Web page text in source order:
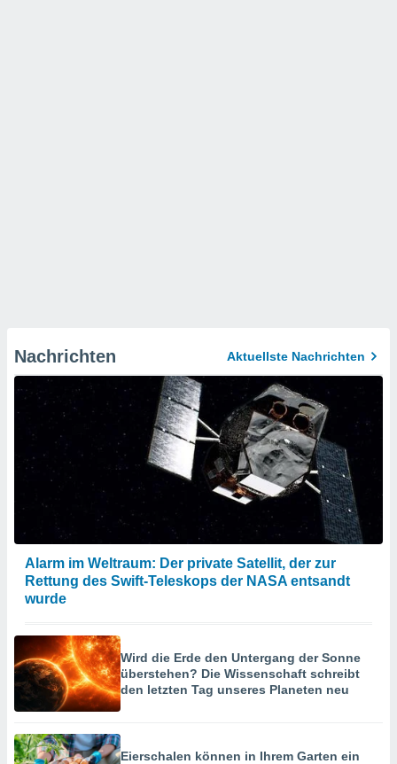
Nachrichten Aktuellste Nachrichten
Alarm im Weltraum: Der private Satellit, der zur
Rettung des Swift-Teleskops der NASA entsandt
wurde
Wird die Erde den Untergang der Sonne
überstehen? Die Wissenschaft schreibt
den letzten Tag unseres Planeten neu
Eierschalen können in Ihrem Garten ein